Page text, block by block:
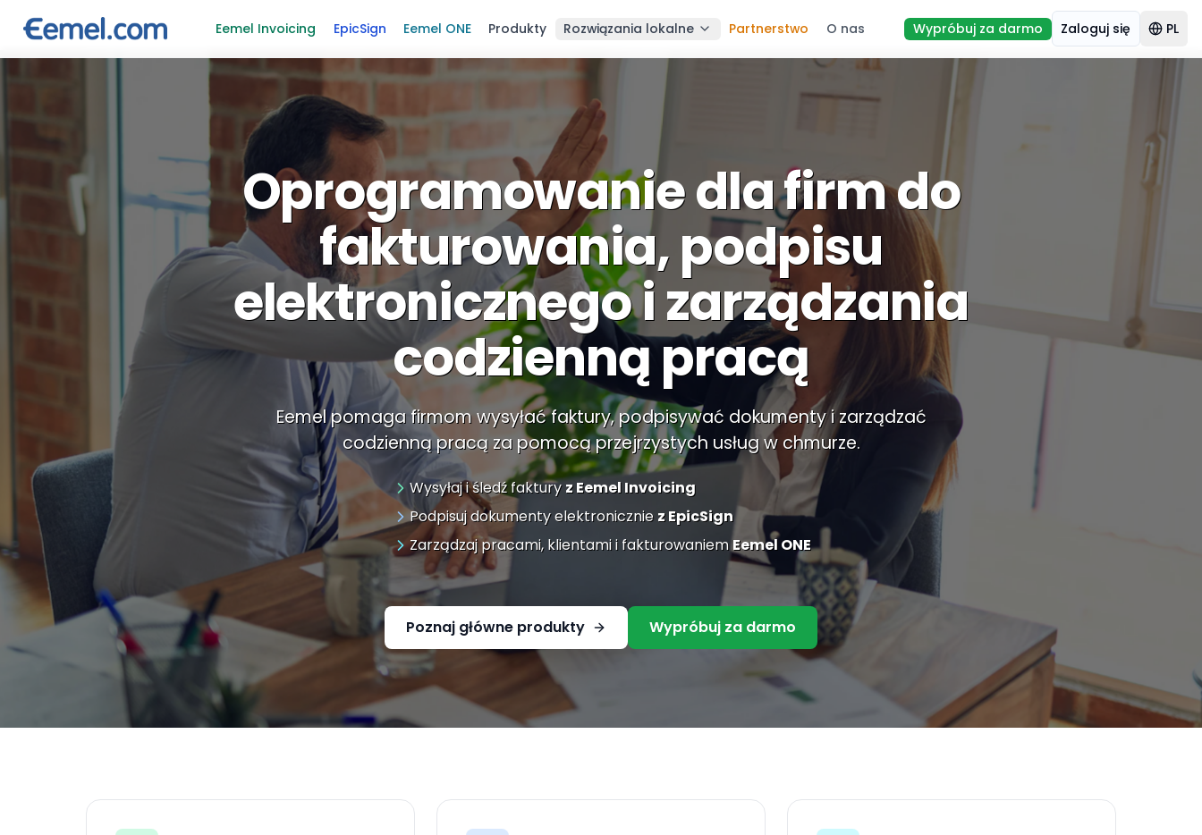
Eemel Invoicing EpicSign Eemel ONE Produkty Rozwiązania lokalne Partnerstwo O nas Wypróbuj za darmo Zaloguj się PL
Oprogramowanie dla firm do
fakturowania, podpisu
elektronicznego i zarządzania
codzienną pracą
Eemel pomaga firmom wysyłać faktury, podpisywać dokumenty i zarządzać
codzienną pracą za pomocą przejrzystych usług w chmurze.
Wysyłaj i śledź fakturyz Eemel Invoicing
Podpisuj dokumenty elektronicznie z EpicSign
Zarządzaj pracami, klientami i fakturowaniem Eemel ONE
Poznaj główne produkty Wypróbuj za darmo